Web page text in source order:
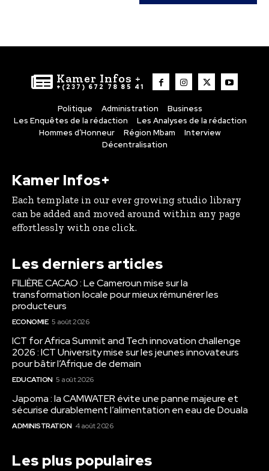
Kamer Infos +
+(237) 672 78 85 41
Politique Administration
Business
Les Enquêtes de la rédaction
Les Analyses de la rédaction
Hommes d’Honneur
Région Mbam
Interview
Décentralisation
Kamer Infos+
Each template in our ever growing studio library
can be added and moved around within any page
effortlessly with one click.
Les derniers articles
FILIÈRE CACAO : Le Cameroun mise sur la
transformation locale pour mieux rémunérer les
producteurs
ECONOMIE 5 août 2026
ICT for Africa Summit and Tech innovation challenge
2026 : ICT University mise sur les jeunes innovateurs
pour bâtir l’Afrique de demain
EDUCATION 5 août 2026
Japoma : la CAMWATER évite une panne majeure et
sécurise durablement l’alimentation en eau de Douala
ADMINISTRATION 4 août 2026
Les plus populaires